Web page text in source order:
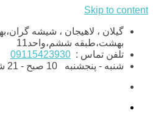
Skip to content
بهشت،طبقه ششم،واحد11
تلفن تماس : 09115423930
شنبه - پنجشنبه